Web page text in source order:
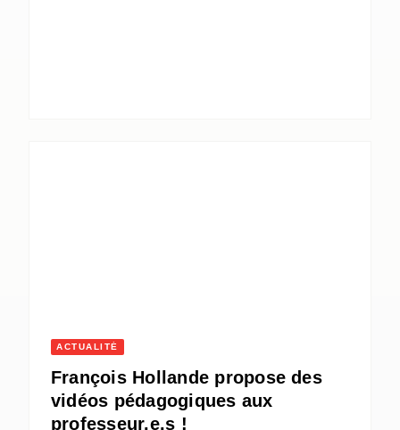
ACTUALITÉ
François Hollande propose des
vidéos pédagogiques aux
professeur.e.s !